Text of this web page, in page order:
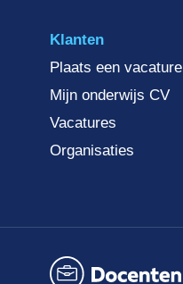
Klanten
Plaats een vacature
Mijn onderwijs CV
Vacatures
Organisaties